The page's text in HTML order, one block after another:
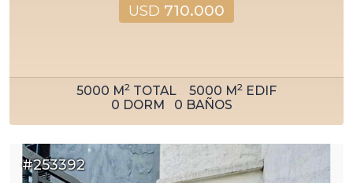
USD 710.000
5000 M2 TOTAL 5000 M2 EDIF
0 DORM 0 BAÑOS
#253392